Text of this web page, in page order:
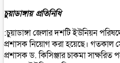
চুয়াডাঙ্গায় প্রতিনিধি
:চুয়াডাঙ্গা জেলার দশটি ইউনিয়ন
প্রশাসক নিয়োগ করা হয়েছে। গতকাল
প্রশাসক ড. কিসিঞ্জার চাকমা